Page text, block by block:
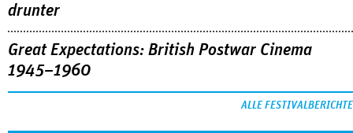
drunter
Great Expectations: British Postwar Cinema
1945–1960
ALLE FESTIVALBERICHTE